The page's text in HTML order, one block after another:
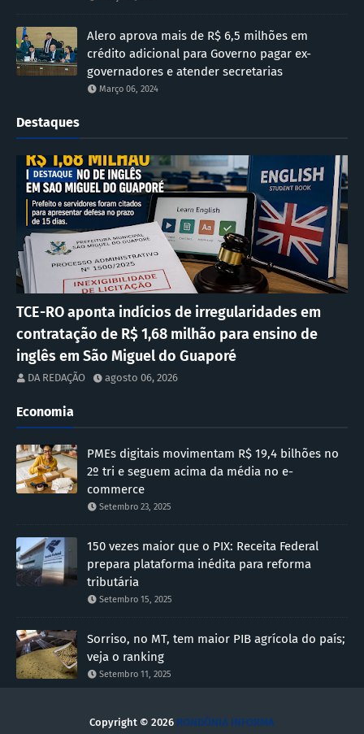
Alero aprova mais de R$ 6,5 milhões em
crédito adicional para Governo pagar ex-
governadores e atender secretarias
Março 06, 2024
Destaques
DESTAQUE
TCE-RO aponta indícios de irregularidades em
contratação de R$ 1,68 milhão para ensino de
inglês em São Miguel do Guaporé
DA REDAÇÃO agosto 06, 2026
Economia
PMEs digitais movimentam R$ 19,4 bilhões no
2º tri e seguem acima da média no e-
commerce
Setembro 23, 2025
150 vezes maior que o PIX: Receita Federal
prepara plataforma inédita para reforma
tributária
Setembro 15, 2025
Sorriso, no MT, tem maior PIB agrícola do país;
veja o ranking
Setembro 11, 2025
Copyright © 2026 RONDÔNIA INFORMA